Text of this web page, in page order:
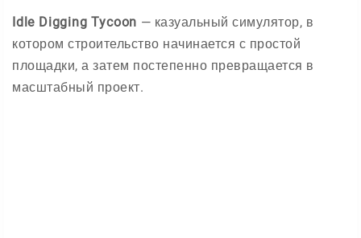
Idle Digging Tycoon — казуальный симулятор, в
котором строительство начинается с простой
площадки, а затем постепенно превращается в
масштабный проект.